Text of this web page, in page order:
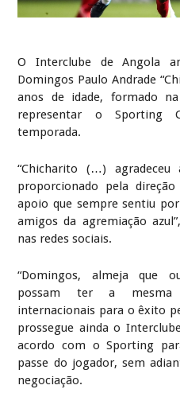
O Interclube de Angola
Domingos Paulo Andrade
anos de idade, formado
representar o Sporting
temporada.
“Chicharito (…) agradeceu
proporcionado pela
apoio que sempre sentiu
amigos da agremiação
nas redes sociais.
“Domingos, almeja que
possam ter a mesma
internacionais para o êxito
prossegue ainda o
acordo com o Sporting
passe do jogador, sem
negociação.